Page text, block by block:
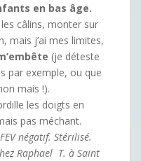
en bas âge.
câlins, monter sur
mais j’ai mes limites,
(je déteste
par exemple, ou que
mais !).
les doigts en
pas méchant.
négatif. Stérilisé.
Raphael T. à Saint